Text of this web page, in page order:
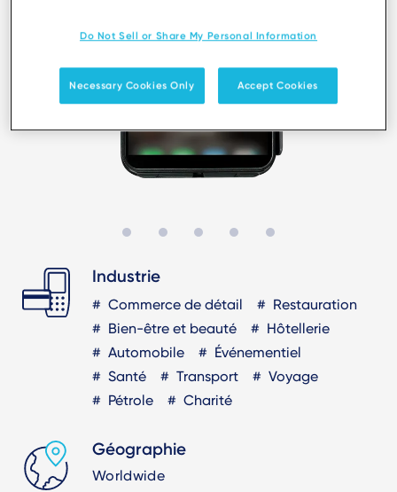
Industrie
Commerce de détail
Restauration
Bien-être et beauté
Hôtellerie
Automobile
Événementiel
Santé
Transport
Voyage
Pétrole
Charité
Géographie
Worldwide
Do Not Sell or Share My Personal Information
Necessary Cookies Only Accept Cookies